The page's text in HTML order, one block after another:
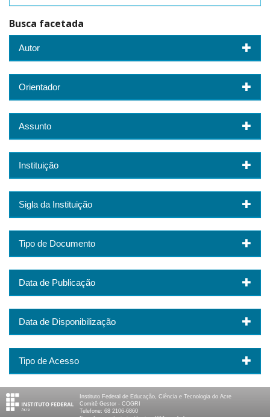
Busca facetada
Autor
Orientador
Assunto
Instituição
Sigla da Instituição
Tipo de Documento
Data de Publicação
Data de Disponibilização
Tipo de Acesso
Instituto Federal de Educação, Ciência e Tecnologia do Acre
Comitê Gestor - COGRI
Telefone: 68 2106-6860